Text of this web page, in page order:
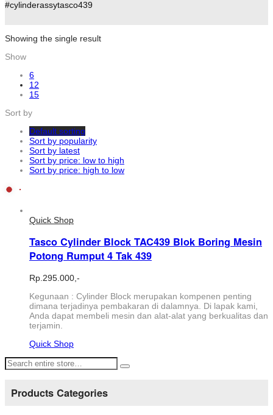
#cylinderassytasco439
Showing the single result
Show
6
12
15
Sort by
Default sorting
Sort by popularity
Sort by latest
Sort by price: low to high
Sort by price: high to low
Quick Shop
Tasco Cylinder Block TAC439 Blok Boring Mesin
Potong Rumput 4 Tak 439
Rp. 295.000,-
Kegunaan : Cylinder Block merupakan kompenen penting
dimana terjadinya pembakaran di dalamnya. Di lapak kami,
Anda dapat membeli mesin dan alat-alat yang berkualitas dan
terjamin.
Quick Shop
Products Categories